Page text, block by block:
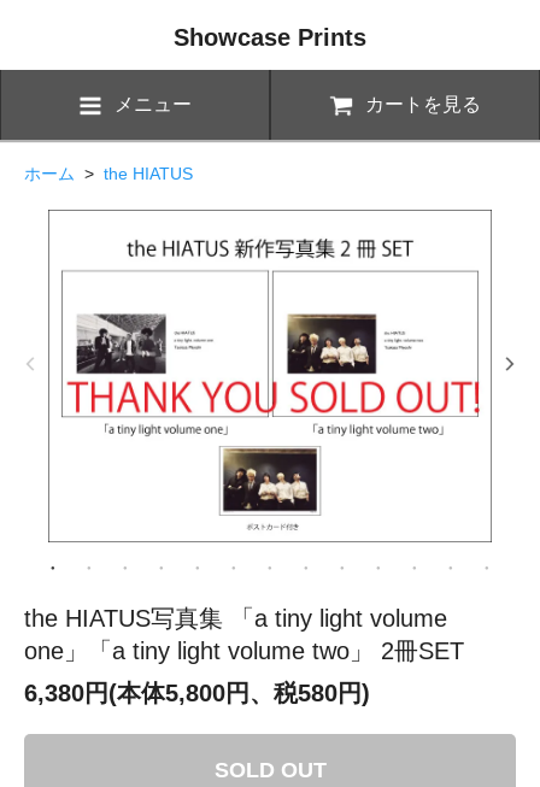
Showcase Prints
メニュー カートを見る
ホーム > the HIATUS
the HIATUS写真集 「a tiny light volume
one」「a tiny light volume two」 2冊SET
6,380円(本体5,800円、税580円)
SOLD OUT